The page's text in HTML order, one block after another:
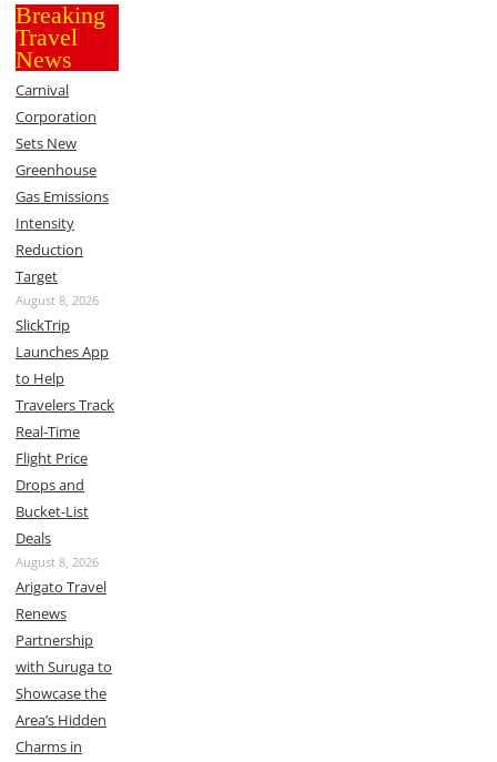
Breaking
Travel
News
Carnival
Corporation
Sets New
Greenhouse
Gas Emissions
Intensity
Reduction
Target
August 8, 2026
SlickTrip
Launches App
to Help
Travelers Track
Real-Time
Flight Price
Drops and
Bucket-List
Deals
August 8, 2026
Arigato Travel
Renews
Partnership
with Suruga to
Showcase the
Area’s Hidden
Charms in